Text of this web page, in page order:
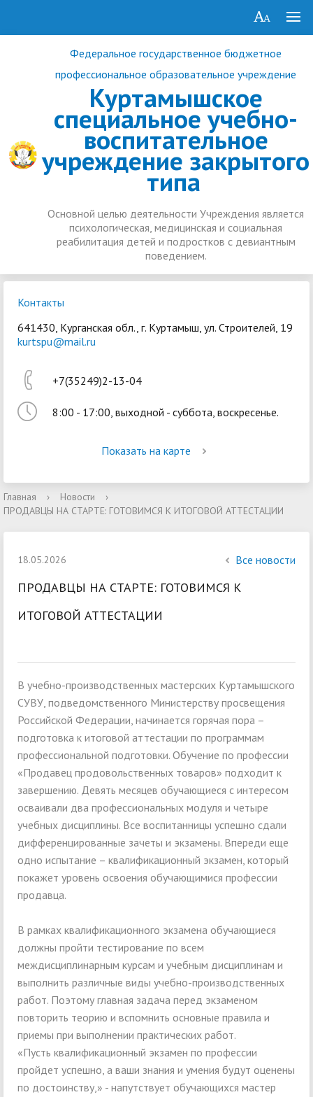
Федеральное государственное бюджетное
профессиональное образовательное учреждение
Куртамышское
специальное учебно-
воспитательное
учреждение закрытого
типа
Основной целью деятельности Учреждения является
психологическая, медицинская и социальная
реабилитация детей и подростков с девиантным
поведением.
Войти
Контакты
641430, Курганская обл., г. Куртамыш, ул. Строителей, 19
kurtspu@mail.ru
+7(35249)2-13-04
8:00 - 17:00, выходной - суббота, воскресенье.
Показать на карте
Главная › Новости
›
ПРОДАВЦЫ НА СТАРТЕ: ГОТОВИМСЯ К ИТОГОВОЙ АТТЕСТАЦИИ
18.05.2026 Все новости
ПРОДАВЦЫ НА СТАРТЕ: ГОТОВИМСЯ К
ИТОГОВОЙ АТТЕСТАЦИИ
В учебно-производственных мастерских Куртамышского
СУВУ, подведомственного Министерству просвещения
Российской Федерации, начинается горячая пора –
подготовка к итоговой аттестации по программам
профессиональной подготовки. Обучение по профессии
«Продавец продовольственных товаров» подходит к
завершению. Девять месяцев обучающиеся с интересом
осваивали два профессиональных модуля и четыре
учебных дисциплины. Все воспитанницы успешно сдали
дифференцированные зачеты и экзамены. Впереди еще
одно испытание – квалификационный экзамен, который
покажет уровень освоения обучающимися профессии
продавца.
В рамках квалификационного экзамена обучающиеся
должны пройти тестирование по всем
междисциплинарным курсам и учебным дисциплинам и
выполнить различные виды учебно-производственных
работ. Поэтому главная задача перед экзаменом
повторить теорию и вспомнить основные правила и
приемы при выполнении практических работ.
«Пусть квалификационный экзамен по профессии
пройдет успешно, а ваши знания и умения будут оценены
по достоинству,» - напутствует обучающихся мастер